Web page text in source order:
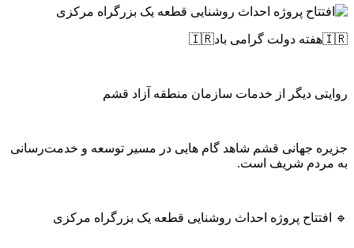
🇮🇷هفته دولت گرامی باد🇮🇷
روایتی دیگر از خدمات سازمان منطقه آزاد قشم
جزیره جهانی قشم شاهد گام هایی در مسیر توسعه و خدمت‌رسانی
به مردم شریف است.
🔹 افتتاح پروژه احداث روشنایی قطعه یک بزرگراه مرکزی